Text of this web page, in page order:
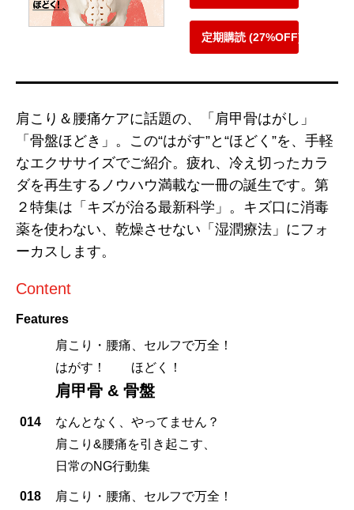
定期購読 (27%OFF)
肩こり＆腰痛ケアに話題の、「肩甲骨はがし」
「骨盤ほどき」。この“はがす”と“ほどく”を、手軽
なエクササイズでご紹介。疲れ、冷え切ったカラ
ダを再生するノウハウ満載な一冊の誕生です。第
２特集は「キズが治る最新科学」。キズ口に消毒
薬を使わない、乾燥させない「湿潤療法」にフォ
ーカスします。
Content
Features
肩こり・腰痛、セルフで万全！
はがす！ ほどく！
肩甲骨 & 骨盤
014
なんとなく、やってません？
肩こり&腰痛を引き起こす、
日常のNG行動集
018
肩こり・腰痛、セルフで万全！